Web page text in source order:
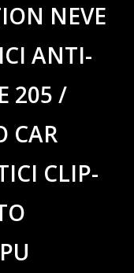
NEVE
ANTI-
205 /
CAR
CLIP-